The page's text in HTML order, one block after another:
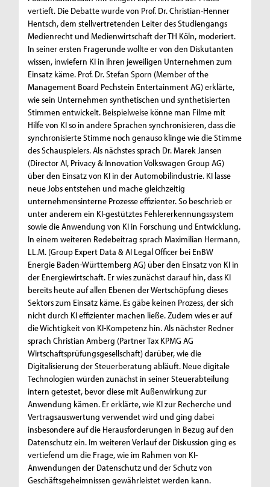
vertieft. Die Debatte wurde von Prof. Dr. Christian-Henner
Hentsch, dem stellvertretenden Leiter des Studiengangs
Medienrecht und Medienwirtschaft der TH Köln, moderiert.
In seiner ersten Fragerunde wollte er von den Diskutanten
wissen, inwiefern KI in ihren jeweiligen Unternehmen zum
Einsatz käme. Prof. Dr. Stefan Sporn (Member of the
Management Board Pechstein Entertainment AG) erklärte,
wie sein Unternehmen synthetischen und synthetisierten
Stimmen entwickelt. Beispielweise könne man Filme mit
Hilfe von KI so in andere Sprachen synchronisieren, dass die
synchronisierte Stimme noch genauso klinge wie die Stimme
des Schauspielers. Als nächstes sprach Dr. Marek Jansen
(Director AI, Privacy & Innovation Volkswagen Group AG)
über den Einsatz von KI in der Automobilindustrie. KI lasse
neue Jobs entstehen und mache gleichzeitig
unternehmensinterne Prozesse effizienter. So beschrieb er
unter anderem ein KI-gestütztes Fehlererkennungssystem
sowie die Anwendung von KI in Forschung und Entwicklung.
In einem weiteren Redebeitrag sprach Maximilian Hermann,
LL.M. (Group Expert Data & AI Legal Officer bei EnBW
Energie Baden-Württemberg AG) über den Einsatz von KI in
der Energiewirtschaft. Er wies zunächst darauf hin, dass KI
bereits heute auf allen Ebenen der Wertschöpfung dieses
Sektors zum Einsatz käme. Es gäbe keinen Prozess, der sich
nicht durch KI effizienter machen ließe. Zudem wies er auf
die Wichtigkeit von KI-Kompetenz hin. Als nächster Redner
sprach Christian Amberg (Partner Tax KPMG AG
Wirtschaftsprüfungsgesellschaft) darüber, wie die
Digitalisierung der Steuerberatung abläuft. Neue digitale
Technologien würden zunächst in seiner Steuerabteilung
intern getestet, bevor diese mit Außenwirkung zur
Anwendung kämen. Er erklärte, wie KI zur Recherche und
Vertragsauswertung verwendet wird und ging dabei
insbesondere auf die Herausforderungen in Bezug auf den
Datenschutz ein. Im weiteren Verlauf der Diskussion ging es
vertiefend um die Frage, wie im Rahmen von KI-
Anwendungen der Datenschutz und der Schutz von
Geschäftsgeheimnissen gewährleistet werden kann.